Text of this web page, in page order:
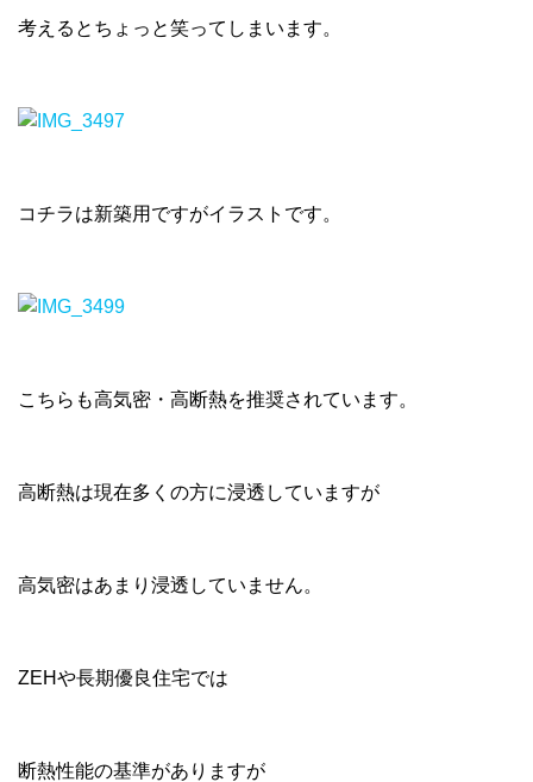
考えるとちょっと笑ってしまいます。
コチラは新築用ですがイラストです。
こちらも高気密・高断熱を推奨されています。
高断熱は現在多くの方に浸透していますが
高気密はあまり浸透していません。
ZEHや長期優良住宅では
断熱性能の基準がありますが